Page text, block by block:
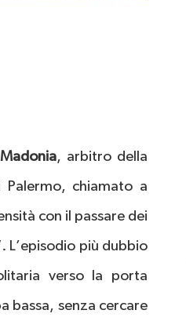
Madonia, arbitro della
chiamato a
con il passare dei
L’episodio più dubbio
verso la porta
bassa, senza cercare